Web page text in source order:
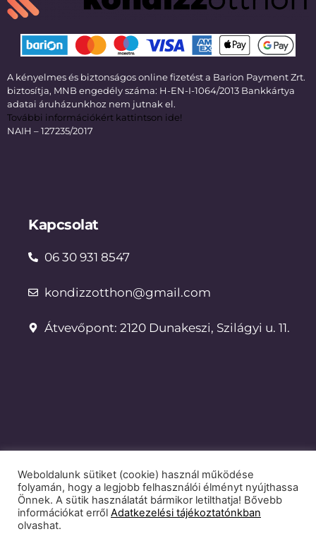
A kényelmes és biztonságos online fizetést a Barion Payment Zrt.
biztosítja, MNB engedély száma: H-EN-I-1064/2013 Bankkártya
adatai áruházunkhoz nem jutnak el.
További információkért kattintson ide!
NAIH – 127235/2017
Kapcsolat
06 30 931 8547
kondizzotthon@gmail.com
Átvevőpont: 2120 Dunakeszi, Szilágyi u. 11.
Dokumentumok
Adatkezelési tájékoztató
Weboldalunk sütiket (cookie) használ működése
folyamán, hogy a legjobb felhasználói élményt nyújthassa
Önnek. A sütik használatát bármikor letilthatja! Bővebb
információkat erről Adatkezelési tájékoztatónkban
olvashat.